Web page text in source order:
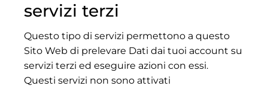
servizi terzi
Questo tipo di servizi permettono a questo
Sito Web di prelevare Dati dai tuoi account su
servizi terzi ed eseguire azioni con essi.
Questi servizi non sono attivati